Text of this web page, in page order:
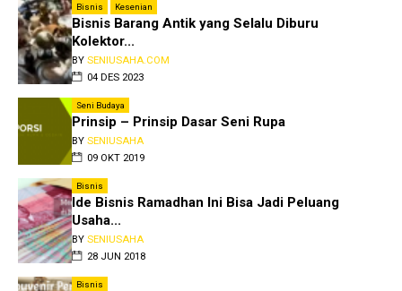
Bisnis Kesenian
Bisnis Barang Antik yang Selalu Diburu
Kolektor...
BY SENIUSAHA.COM
04 DES 2023
Seni Budaya
Prinsip – Prinsip Dasar Seni Rupa
BY SENIUSAHA
09 OKT 2019
Bisnis
Ide Bisnis Ramadhan Ini Bisa Jadi Peluang
Usaha...
BY SENIUSAHA
28 JUN 2018
Bisnis